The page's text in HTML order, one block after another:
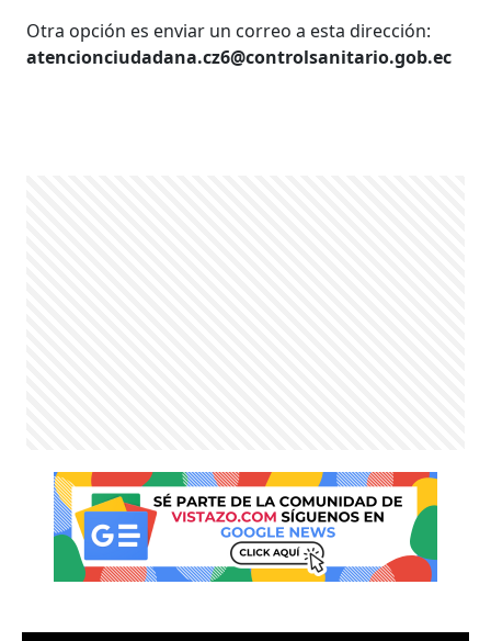
Otra opción es enviar un correo a esta dirección:
atencionciudadana.cz6@controlsanitario.gob.ec